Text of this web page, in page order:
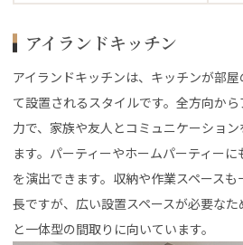
アイランドキッチン
アイランドキッチンは、キッチンが部
て設置されるスタイルです。全方向か
力で、家族や友人とコミュニケーショ
ます。パーティーやホームパーティー
を演出できます。収納や作業スペース
長ですが、広い設置スペースが必要な
と一体型の間取りに向いています。